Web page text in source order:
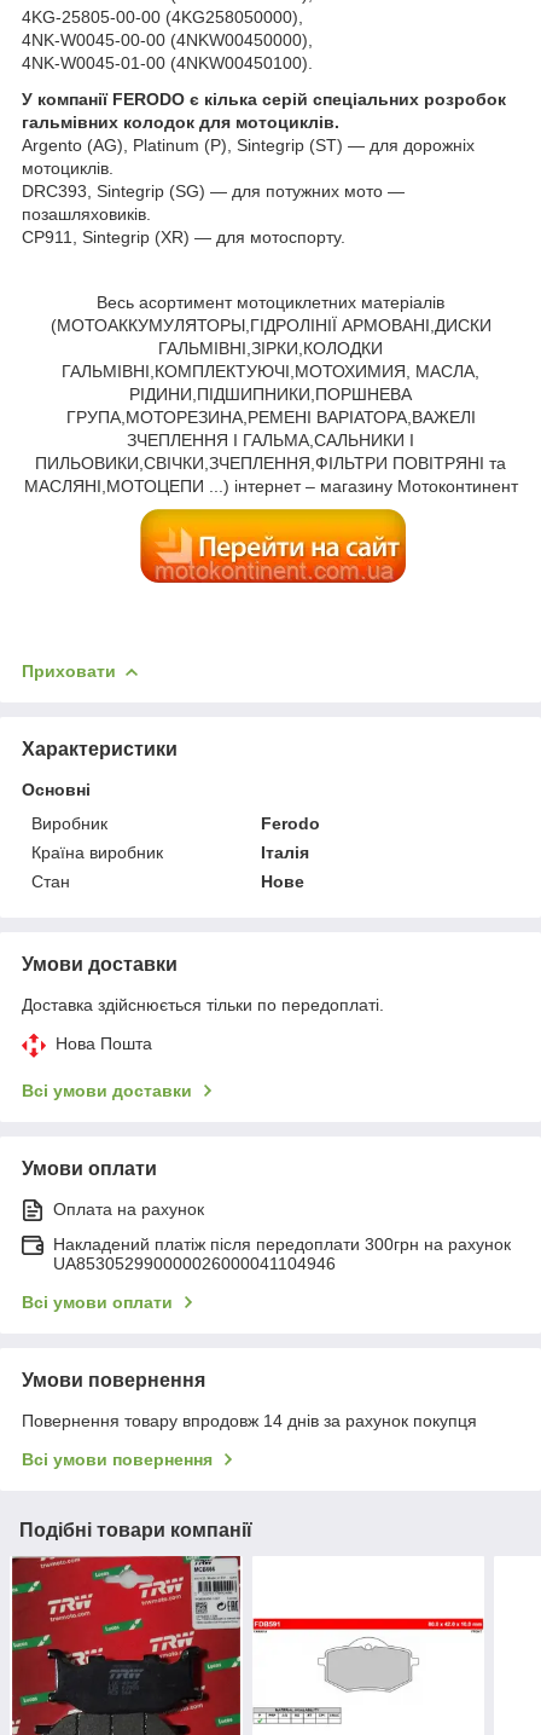
4KG-25805-00-00 (4KG258050000),
4NK-W0045-00-00 (4NKW00450000),
4NK-W0045-01-00 (4NKW00450100).
У компанії FERODO є кілька серій спеціальних розробок
гальмівних колодок для мотоциклів.
Argento (AG), Platinum (P), Sintegrip (ST) ― для дорожніх
мотоциклів.
DRC393, Sintegrip (SG) ― для потужних мото ―
позашляховиків.
CP911, Sintegrip (XR) ― для мотоспорту.
Весь асортимент мотоциклетних матеріалів
(МОТОАККУМУЛЯТОРЫ,ГІДРОЛІНІЇ АРМОВАНІ,ДИСКИ
ГАЛЬМІВНІ,ЗІРКИ,КОЛОДКИ
ГАЛЬМІВНІ,КОМПЛЕКТУЮЧІ,МОТОХИМИЯ, МАСЛА,
РІДИНИ,ПІДШИПНИКИ,ПОРШНЕВА
ГРУПА,МОТОРЕЗИНА,РЕМЕНІ ВАРІАТОРА,ВАЖЕЛІ
ЗЧЕПЛЕННЯ І ГАЛЬМА,САЛЬНИКИ І
ПИЛЬОВИКИ,СВІЧКИ,ЗЧЕПЛЕННЯ,ФІЛЬТРИ ПОВІТРЯНІ та
МАСЛЯНІ,МОТОЦЕПИ ...) інтернет – магазину Мотоконтинент
Приховати
Характеристики
Основні
Виробник
Ferodo
Країна виробник
Італія
Стан
Нове
Умови доставки
Доставка здійснюється тільки по передоплаті.
Нова Пошта
Всі умови доставки
Умови оплати
Оплата на рахунок
Накладений платіж після передоплати 300грн на рахунок
UA853052990000026000041104946
Всі умови оплати
Умови повернення
Повернення товару впродовж 14 днів за рахунок покупця
Всі умови повернення
Подібні товари компанії